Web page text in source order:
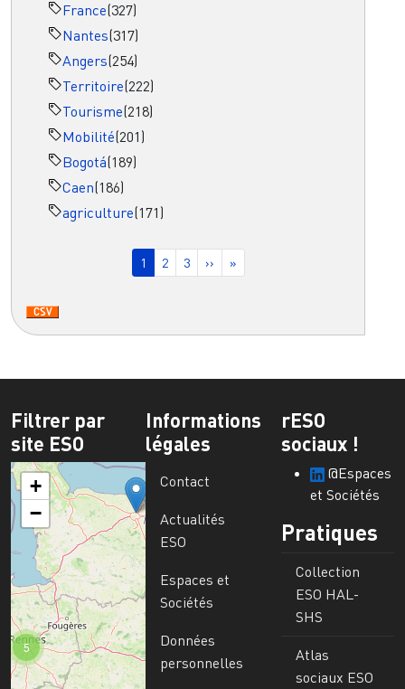
France(327)
Nantes(317)
Angers(254)
Territoire(222)
Tourisme(218)
Mobilité(201)
Bogotá(189)
Caen(186)
agriculture(171)
Page courante
1 Page
2 Page
3 Page suivante
›› Dernière page
»
Filtrer par
site ESO
5
+
−
Informations
légales
Contact
Actualités
ESO
Espaces et
Sociétés
Données
personnelles
rESO
sociaux !
@Espaces
et Sociétés
Pratiques
Collection
ESO HAL-
SHS
Atlas
sociaux ESO